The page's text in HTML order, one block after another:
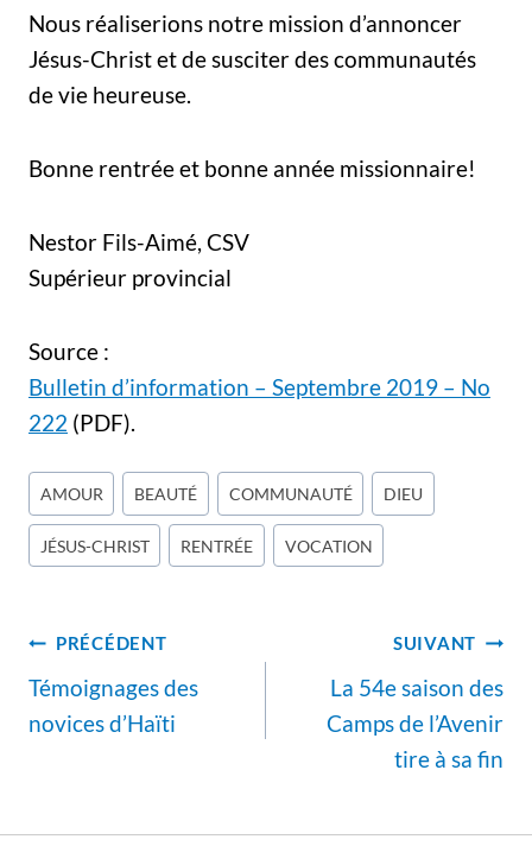
Nous réaliserions notre mission d’annoncer
Jésus-Christ et de susciter des communautés
de vie heureuse.
Bonne rentrée et bonne année missionnaire!
Nestor Fils-Aimé, CSV
Supérieur provincial
Source :
Bulletin d’information – Septembre 2019 – No
222 (PDF).
Étiquettes
de
la
AMOUR BEAUTÉ COMMUNAUTÉ DIEU
JÉSUS-CHRIST RENTRÉE VOCATION
Navigation
de
l’article
PRÉCÉDENT
Témoignages des
novices d’Haïti
SUIVANT
La 54e saison des
Camps de l’Avenir
tire à sa fin